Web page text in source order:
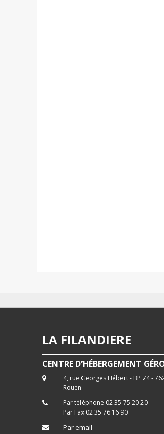
LA FILANDIERE
CENTRE D’HÉBERGEMENT
4, rue Georges Hébert - BP 74 -
Rouen
Par téléphone 02 35 75 20 20
Par Fax 02 35 76 16 90
Par email